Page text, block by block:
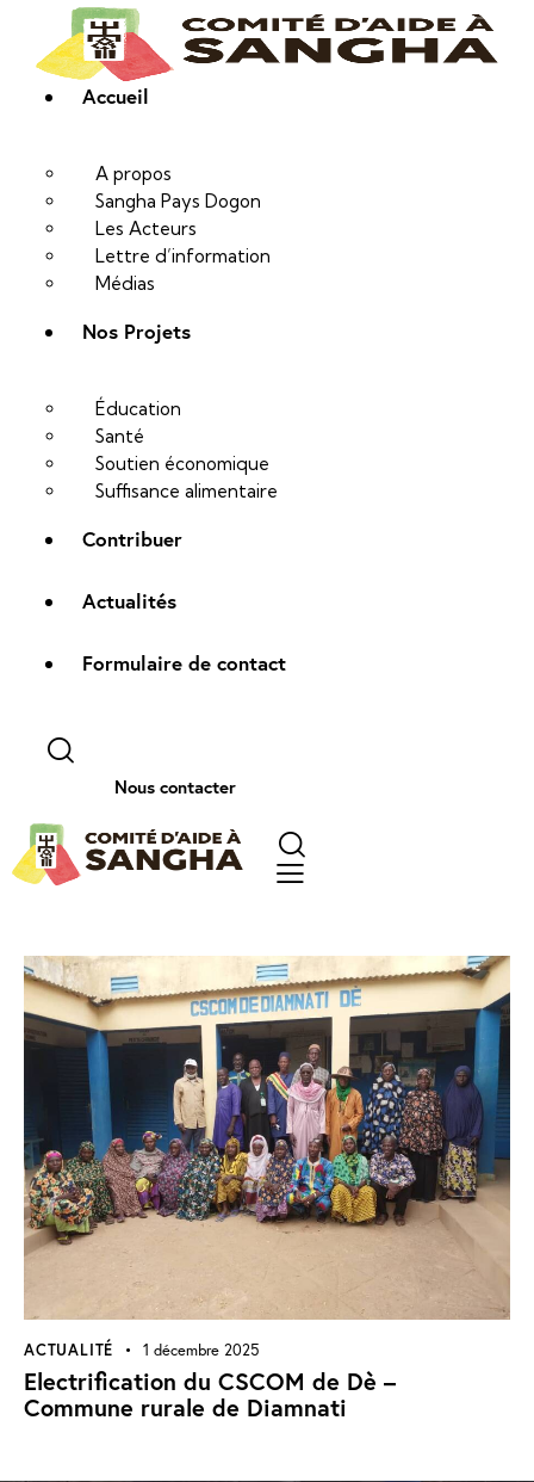
Accueil
A propos
Sangha Pays Dogon
Les Acteurs
Lettre d’information
Médias
Nos Projets
Éducation
Santé
Soutien économique
Suffisance alimentaire
Contribuer
Actualités
Formulaire de contact
Nous contacter
ACTUALITÉ 1 décembre 2025
Electrification du CSCOM de Dè –
Commune rurale de Diamnati